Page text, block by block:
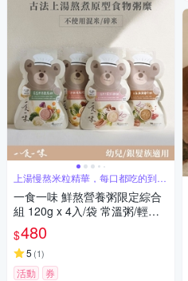
上湯慢熬米粒精華，每口都吃的到頂
級全米粥
一食一味 鮮熬營養粥限定綜合
組 120g x 4入/袋 常溫粥/輕食
粥/寶寶粥/副食品
$480
5 (1)
活動 券